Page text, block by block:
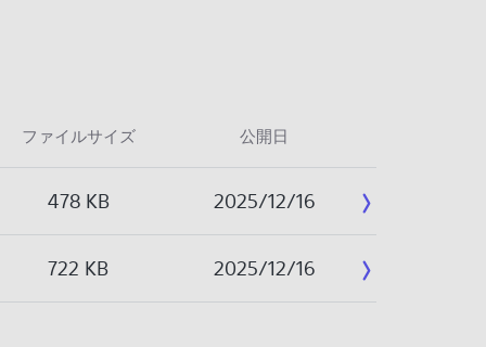
ファイルサイズ 公開日
478 KB 2025/12/16
722 KB 2025/12/16